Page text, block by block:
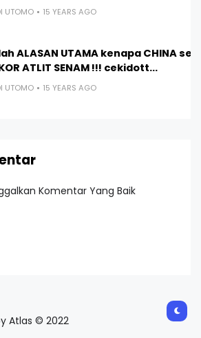
UTOMO 15 YEARS AGO
ALASAN UTAMA kenapa CHINA
ATLIT SENAM !!! cekidott...
UTOMO 15 YEARS AGO
Komentar Yang Baik
Atlas © 2022